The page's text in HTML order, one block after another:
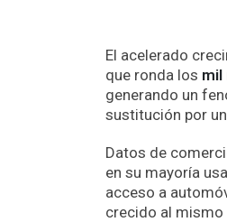
El acelerado
que ronda los mil
generando un
sustitución por
Datos de
en su mayoría
acceso a
crecido al